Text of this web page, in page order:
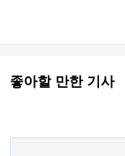
좋아할 만한 기사